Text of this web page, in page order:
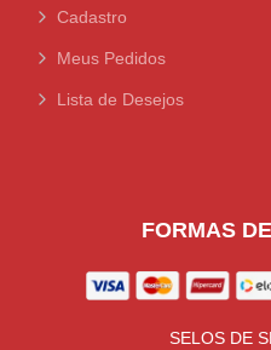
Cadastro
Meus Pedidos
Lista de Desejos
FORMAS
SELOS DE